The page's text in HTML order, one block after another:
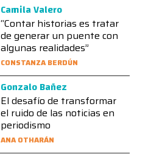
Camila Valero
“Contar historias es tratar
de generar un puente con
algunas realidades”
CONSTANZA BERDÚN
Gonzalo Bañez
El desafío de transformar
el ruido de las noticias en
periodismo
ANA OTHARÁN